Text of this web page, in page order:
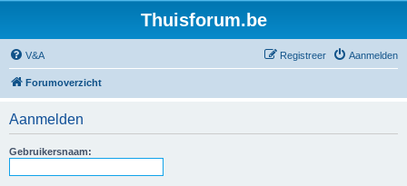
Thuisforum.be
V&A Aanmelden
Registreer
Forumoverzicht
Aanmelden
Gebruikersnaam: